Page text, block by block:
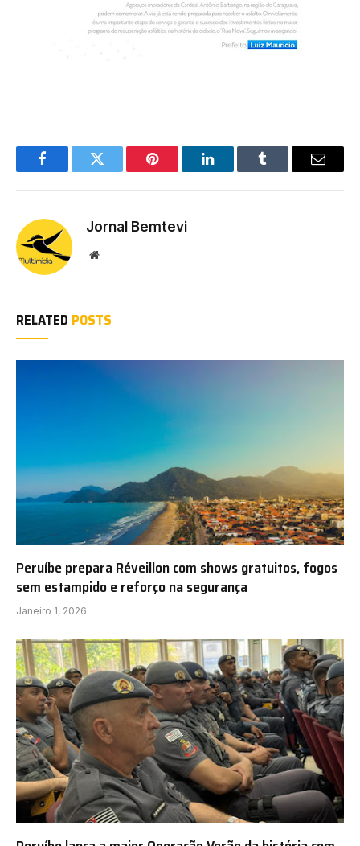
FacebookTwitter Pinterest LinkedInTumblr Email
Jornal Bemtevi
Website
RELATED POSTS
Peruíbe prepara Réveillon com shows gratuitos, fogos
sem estampido e reforço na segurança
Janeiro 1, 2026